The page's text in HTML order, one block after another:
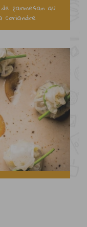
parmesan au
aux cèpes